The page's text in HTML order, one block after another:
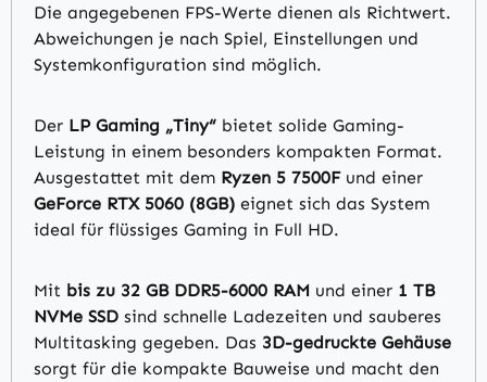
Die angegebenen FPS-Werte dienen als Richtwert.
Abweichungen je nach Spiel, Einstellungen und
Systemkonfiguration sind möglich.
Der LP Gaming „Tiny“ bietet solide Gaming-
Leistung in einem besonders kompakten Format.
Ausgestattet mit dem Ryzen 5 7500Fund einer
GeForce RTX 5060 (8GB) eignet sich das System
ideal für flüssiges Gaming in Full HD.
Mit bis zu 32 GB DDR5-6000 RAM und einer 1 TB
NVMe SSD sind schnelle Ladezeiten und sauberes
Multitasking gegeben. Das 3D-gedruckte Gehäuse
sorgt für die kompakte Bauweise und macht den